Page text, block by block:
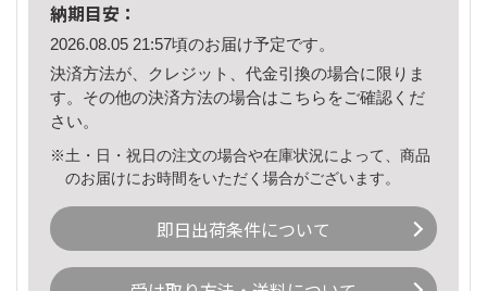
納期目安：
2026.08.05 21:57頃のお届け予定です。
決済方法が、クレジット、代金引換の場合に限りま
す。その他の決済方法の場合はこちら をご確認くだ
さい。
※土・日・祝日の注文の場合や在庫状況によって、商品
のお届けにお時間をいただく場合がございます。
即日出荷条件について